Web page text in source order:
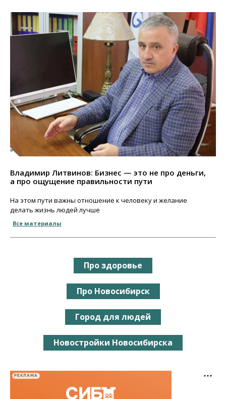
Владимир Литвинов: Бизнес — это не про деньги,
а про ощущение правильности пути
На этом пути важны отношение к человеку и желание
делать жизнь людей лучше
Все материалы
Про здоровье
Про Новосибирск
Город для людей
Новостройки Новосибирска
РЕКЛАМА